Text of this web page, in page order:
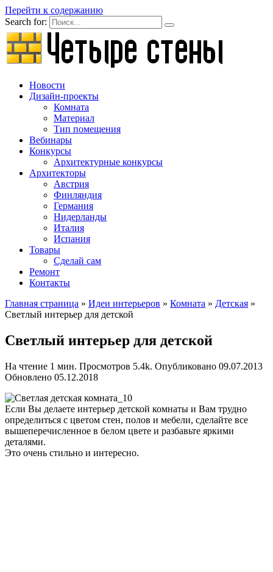
Перейти к содержанию
Search for:
Новости
Дизайн-проекты
Комната
Материал
Тип помещения
Вебинары
Конкурсы
Архитектурные конкурсы
Архитекторы
Австрия
Финляндия
Германия
Нидерланды
Италия
Испания
Товары
Сделай сам
Ремонт
Контакты
Главная страница » Идеи интерьеров » Комната » Детская »
Светлый интерьер для детской
Светлый интерьер для детской
На чтение 1 мин. Просмотров 5.4k. Опубликовано 09.07.2013
Обновлено 05.12.2018
Если Вы делаете интерьер детской комнаты и Вам трудно
определиться с цветом стен, полов и мебели, сделайте все
вышеперечисленное в белом цвете и разбавьте яркими
деталями.
Это очень стильно и интересно.